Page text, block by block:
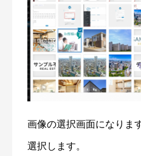
画像の選択画面になりま
選択します。